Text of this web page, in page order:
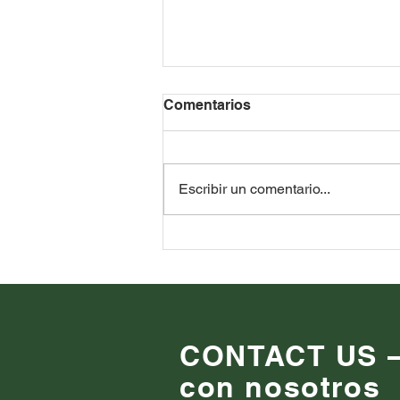
persone.
Comentarios
Escribir un comentario...
CONTACT US
con nosotros